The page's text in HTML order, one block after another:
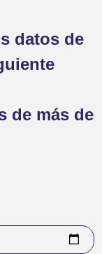
datos de
de más de